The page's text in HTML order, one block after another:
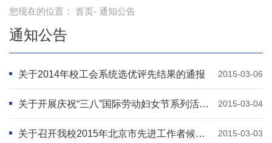
您现在的位置： 首页- 通知公告
通知公告
2015-03-06
关于2014年校工会系统选优评先结果的通报
2015-03-04
关于开展庆祝“三八”国际劳动妇女节系列活动的通知
2015-03-03
关于召开我校2015年北京市先进工作者候选人事迹报告会的通知